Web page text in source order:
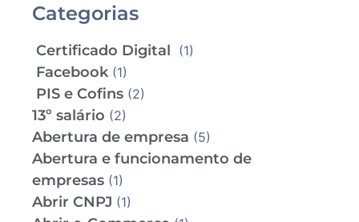
Categorias
Certificado Digital (1)
Facebook(1)
PIS e Cofins (2)
13º salário (2)
Abertura de empresa (5)
Abertura e funcionamento de
empresas (1)
Abrir CNPJ (1)